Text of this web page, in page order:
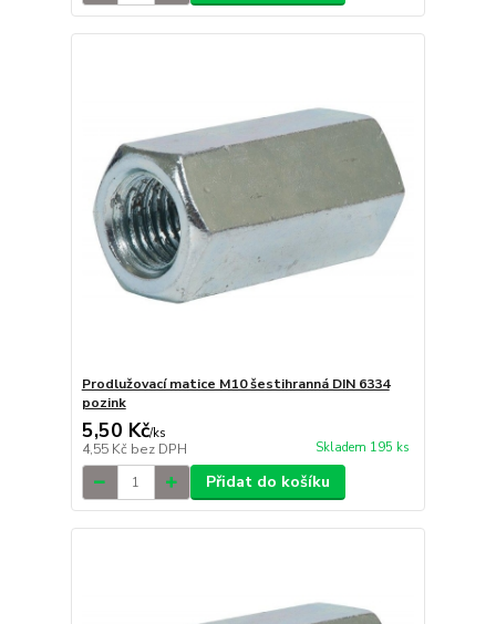
Prodlužovací matice M10 šestihranná DIN 6334
pozink
5,50 Kč/ks
4,55 Kč bez DPH Skladem 195 ks
Přidat do košíku